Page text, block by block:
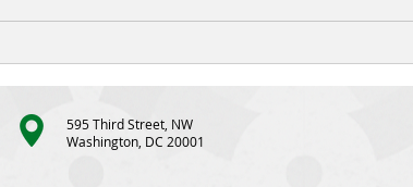
595 Third Street, NW
Washington, DC 20001